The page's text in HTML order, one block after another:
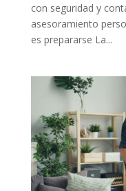
con seguridad y
asesoramiento
es prepararse La...